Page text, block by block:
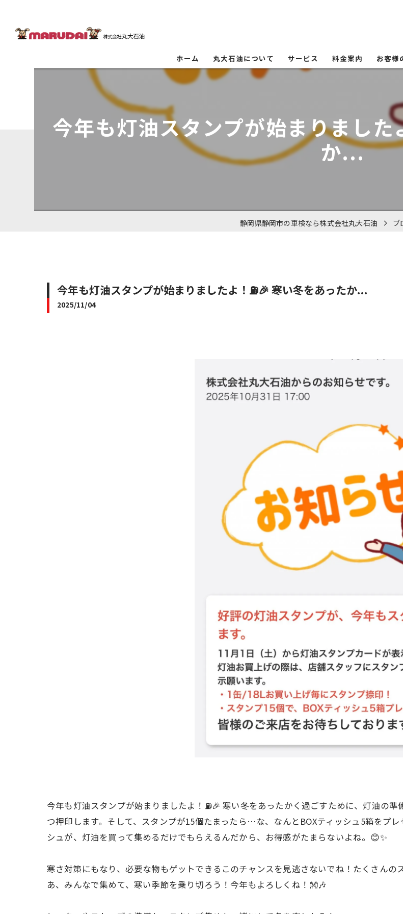
ホーム 丸大石油について サービス 料金案内 お客様
今年も灯油スタンプが始まりました
か...
静岡県静岡市の車検なら株式会社丸大石油 ブ
今年も灯油スタンプが始まりましたよ！⛽️🎉 寒い冬をあったか...
2025/11/04
今年も灯油スタンプが始まりましたよ！⛽️🎉 寒い冬をあったかく過ごすために、灯油の
つ押印します。そして、スタンプが15個たまったら…な、なんとBOXティッシュ5箱をプ
シュが、灯油を買って集めるだけでもらえるんだから、お得感がたまらないよね。😊✨
寒さ対策にもなり、必要な物もゲットできるこのチャンスを見逃さないでね！たくさん
あ、みんなで集めて、寒い季節を乗り切ろう！今年もよろしくね！👐🎶